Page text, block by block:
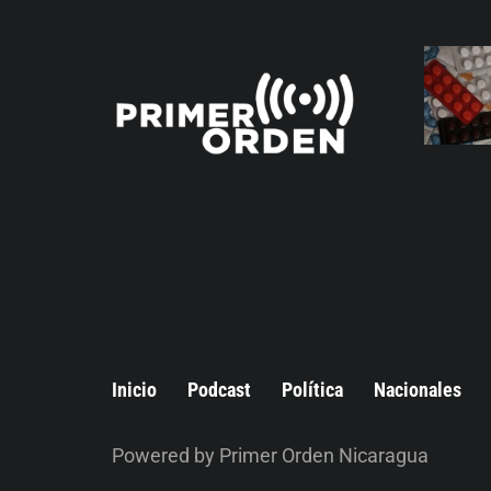
Inicio Podcast Política Nacionales
Powered by Primer Orden Nicaragua